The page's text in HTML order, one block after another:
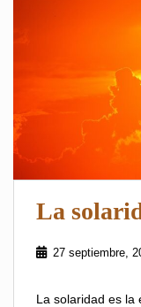
La
27 septiembre,
La solaridad es la